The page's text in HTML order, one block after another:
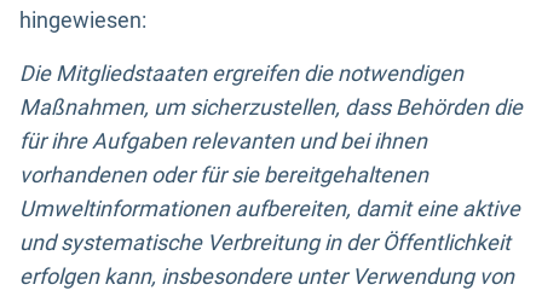
hingewiesen:
Die Mitgliedstaaten ergreifen die notwendigen
Maßnahmen, um sicherzustellen, dass Behörden die
für ihre Aufgaben relevanten und bei ihnen
vorhandenen oder für sie bereitgehaltenen
Umweltinformationen aufbereiten, damit eine aktive
und systematische Verbreitung in der Öffentlichkeit
erfolgen kann, insbesondere unter Verwendung von